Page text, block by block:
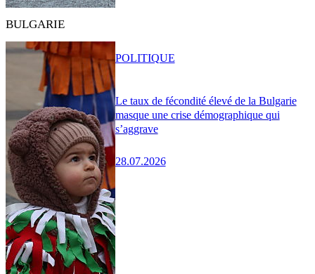
BULGARIE
Le taux de fécondité élevé de la Bulgarie
masque une crise démographique qui
s’aggrave
28.07.2026
POLITIQUE